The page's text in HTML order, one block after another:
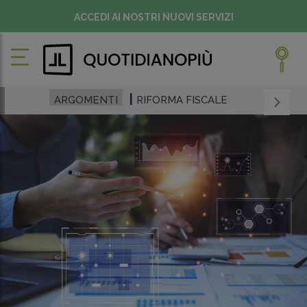
ACCEDI AI NOSTRI NUOVI SERVIZI
ARGOMENTI RIFORMA FISCALE